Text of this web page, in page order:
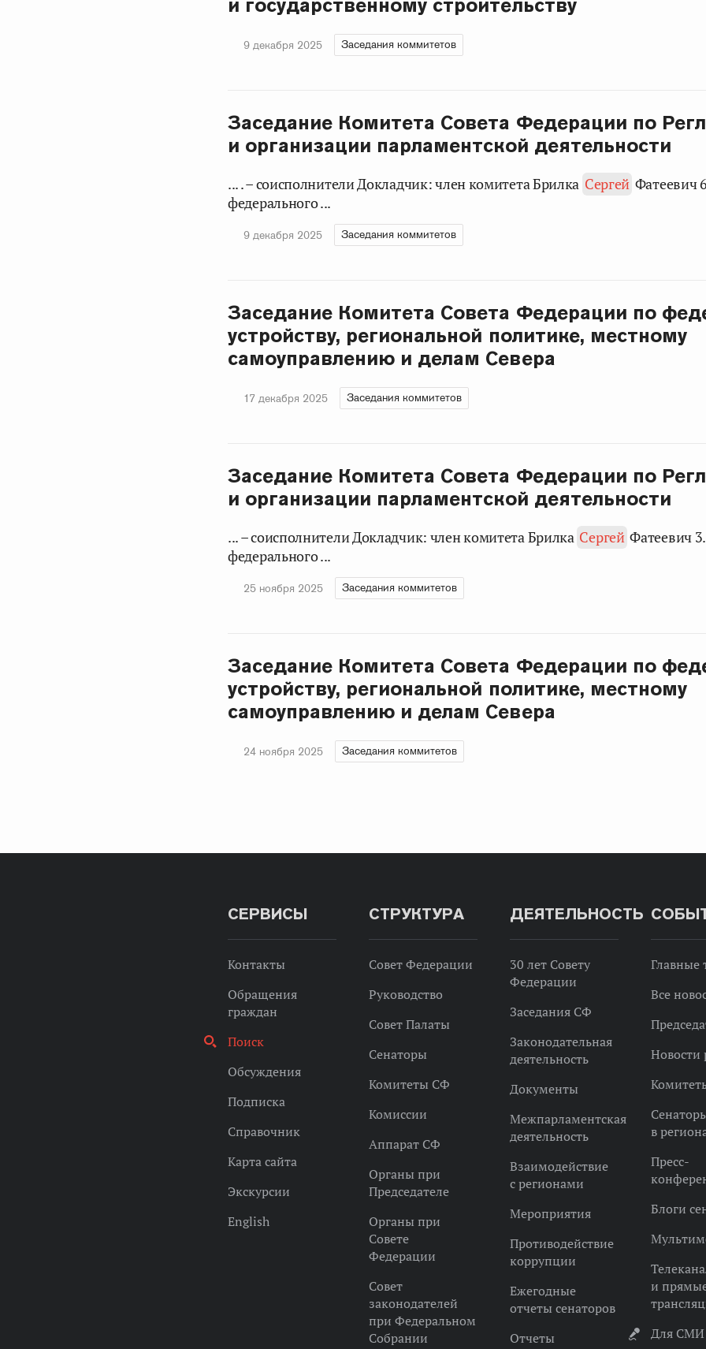
и государственному строительству
9 декабря 2025 Заседания коммитетов
Заседание Комитета Совета Федерации по
и организации парламентской деятельности
... . – соисполнители Докладчик: член комитета Брилка Сергей Фатеевич
федерального ...
9 декабря 2025 Заседания коммитетов
Заседание Комитета Совета Федерации по
устройству, региональной политике, местному
самоуправлению и делам Севера
17 декабря 2025 Заседания коммитетов
Заседание Комитета Совета Федерации по
и организации парламентской деятельности
... – соисполнители Докладчик: член комитета Брилка Сергей Фатеевич
федерального ...
25 ноября 2025 Заседания коммитетов
Заседание Комитета Совета Федерации по
устройству, региональной политике, местному
самоуправлению и делам Севера
24 ноября 2025 Заседания коммитетов
СЕРВИСЫ
Контакты
Обращения
граждан
Поиск
Обсуждения
Подписка
Справочник
Карта сайта
Экскурсии
English
СТРУКТУРА
Совет Федерации
Руководство
Совет Палаты
Сенаторы
Комитеты СФ
Комиссии
Аппарат СФ
Органы при
Председателе
Органы при
Совете
Федерации
Совет
законодателей
при Федеральном
Собрании
ДЕЯТЕЛЬНОСТЬ
30 лет Совету
Федерации
Заседания СФ
Законодательная
деятельность
Документы
Межпарламентская
деятельность
Взаимодействие
с регионами
Мероприятия
Противодействие
коррупции
Ежегодные
отчеты сенаторов
Отчеты
Главные
Все
Новости
в
Пресс-
Блоги
и
Для СМИ